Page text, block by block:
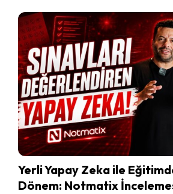
Yerli Yapay Zeka ile
Dönem: Notmatix